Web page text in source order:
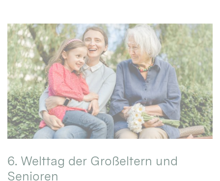
6. Welttag der Großeltern und
Senioren